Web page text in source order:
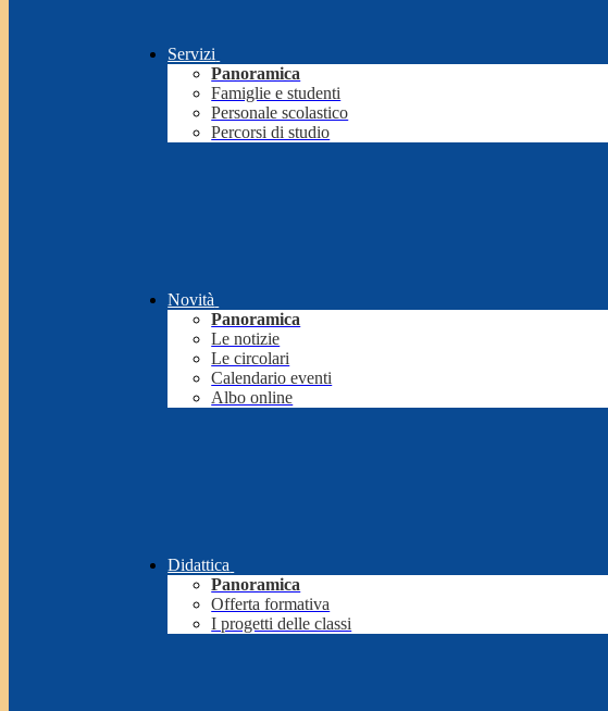
Servizi
Panoramica
Famiglie e studenti
Personale scolastico
Percorsi di studio
Novità
Panoramica
Le notizie
Le circolari
Calendario eventi
Albo online
Didattica
Panoramica
Offerta formativa
I progetti delle classi